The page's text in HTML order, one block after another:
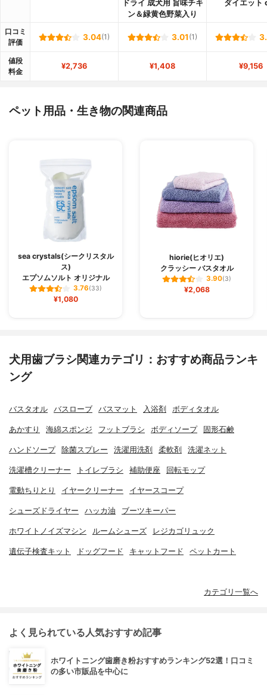
ドライ 成犬用 旨味チキ
ン＆緑黄色野菜入り
ダイエット
口コミ
評価
3.04(1) 3.01 (1)
値段
料金
¥2,736 ¥1,408 ¥9,156
ペット用品・生き物の関連商品
sea crystals(シークリスタル
ス)
エプソムソルト オリジナル
3.76(33)
¥1,080
hiorie(ヒオリエ)
クラッシー バスタオル
3.90(3)
¥2,068
犬用歯ブラシ関連カテゴリ：おすすめ商品ランキ
ング
バスタオル バスローブ バスマット 入浴剤 ボディタオル
あかすり 海綿スポンジ フットブラシ ボディソープ 固形石鹸
ハンドソープ 除菌スプレー 洗濯用洗剤 柔軟剤 洗濯ネット
洗濯槽クリーナー トイレブラシ 補助便座 回転モップ
電動ちりとり イヤークリーナー イヤースコープ
シューズドライヤー ハッカ油 ブーツキーパー
ホワイトノイズマシン ルームシューズ レジカゴリュック
遺伝子検査キット ドッグフード キャットフード ペットカート
カテゴリ一覧へ
よく見られている人気おすすめ記事
ホワイトニング歯磨き粉おすすめランキング52選！口コミ
の多い市販品を中心に